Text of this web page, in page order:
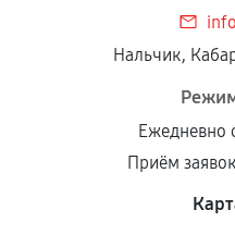
Нальчик,
Ежедневно
Приём